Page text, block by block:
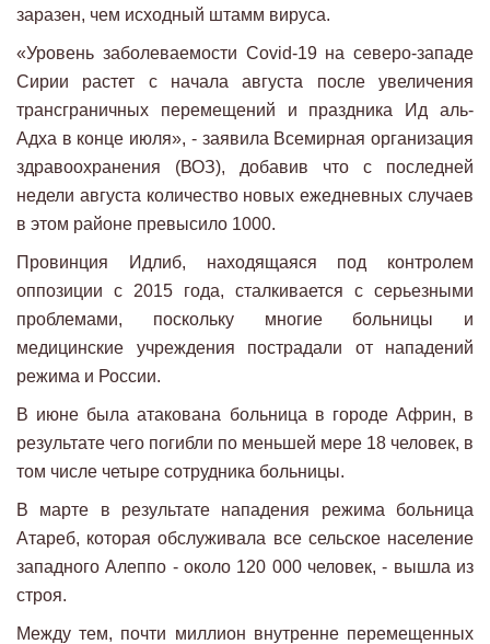
заразен, чем исходный штамм вируса.
«Уровень заболеваемости Covid-19 на северо-западе
Сирии растет с начала августа после увеличения
трансграничных перемещений и праздника Ид аль-
Адха в конце июля», - заявила Всемирная организация
здравоохранения (ВОЗ), добавив что с последней
недели августа количество новых ежедневных случаев
в этом районе превысило 1000.
Провинция Идлиб, находящаяся под контролем
оппозиции с 2015 года, сталкивается с серьезными
проблемами, поскольку многие больницы и
медицинские учреждения пострадали от нападений
режима и России.
В июне была атакована больница в городе Африн, в
результате чего погибли по меньшей мере 18 человек, в
том числе четыре сотрудника больницы.
В марте в результате нападения режима больница
Атареб, которая обслуживала все сельское население
западного Алеппо - около 120 000 человек, - вышла из
строя.
Между тем, почти миллион внутренне перемещенных